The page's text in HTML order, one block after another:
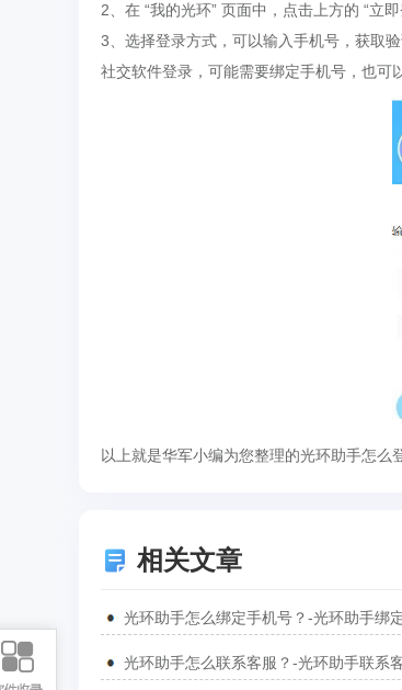
2、在 “我的光环” 页面中，点击上方的 “立即
3、选择登录方式，可以输入手机号，获取
社交软件登录，可能需要绑定手机号，也可
以上就是华军小编为您整理的光环助手怎么
相关文章
光环助手怎么绑定手机号？-光环助手绑
光环助手怎么联系客服？-光环助手联系